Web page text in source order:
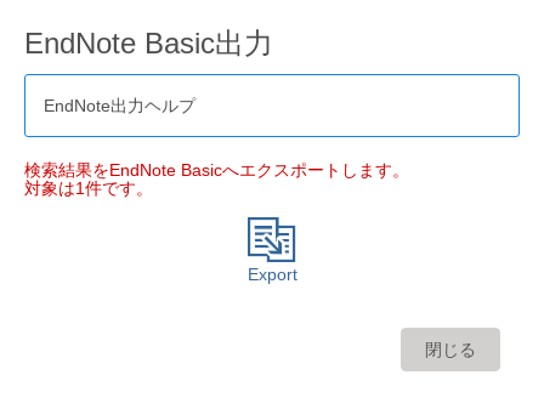
EndNote Basic出力
EndNote出力ヘルプ
検索結果をEndNote Basicへエクスポートします。
対象は1件です。
Export